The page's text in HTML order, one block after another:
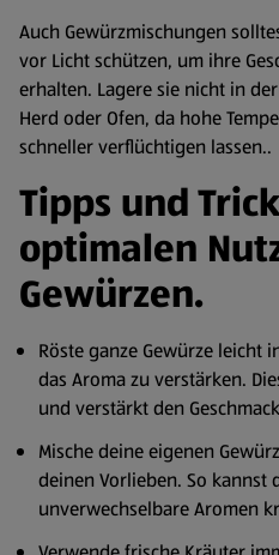
Auch Gewürzmischungen
vor Licht schützen, um ihre
erhalten. Lagere sie nicht in
Herd oder Ofen, da hohe
schneller verflüchtigen lassen..
Tipps und
optimalen
Gewürzen.
Röste ganze Gewürze leicht
das Aroma zu verstärken.
und verstärkt den
Mische deine eigenen
deinen Vorlieben. So
unverwechselbare Aromen